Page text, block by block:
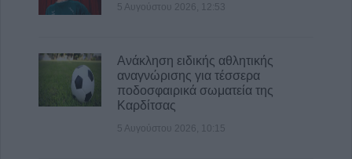
5 Αυγούστου 2026, 12:53
Ανάκληση ειδικής αθλητικής
αναγνώρισης για τέσσερα
ποδοσφαιρικά σωματεία της
Καρδίτσας
5 Αυγούστου 2026, 10:15